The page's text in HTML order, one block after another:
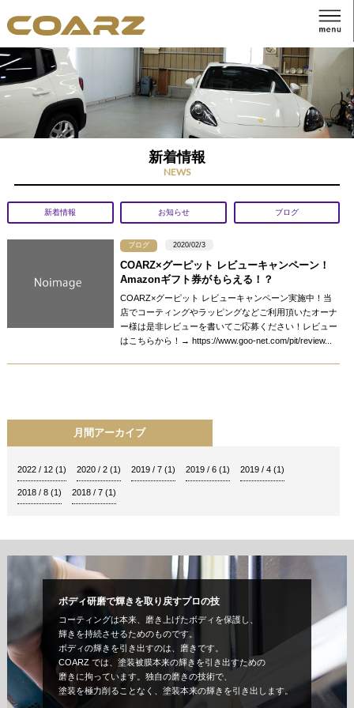
新着情報
NEWS
新着情報 お知らせ ブログ
ブログ 2020/02/3
COARZ×グーピット レビューキャンペーン！
Amazonギフト券がもらえる！？
COARZ×グーピット レビューキャンペーン実施中！当
店でコーティングやラッピングなどご利用頂いたオーナ
ー様は是非レビューを書いてご応募ください！レビュー
はこちらから！→ https://www.goo-net.com/pit/review...
月間アーカイブ
2022 / 12(1) 2020 / 2(1) 2019 / 7(1) 2019 / 6(1) 2019 / 4(1)
2018 / 8(1) 2018 / 7(1)
ボディ研磨で輝きを取り戻すプロの技
コーティングは本来、磨き上げたボディを保護し、
輝きを持続させるためのものです。
ボディの輝きを引き出すのは、磨きです。
COARZ では、塗装被膜本来の輝きを引き出すための
磨きに拘っています。独自の磨きの技術で、
塗装を極力削ることなく、塗装本来の輝きを引き出します。